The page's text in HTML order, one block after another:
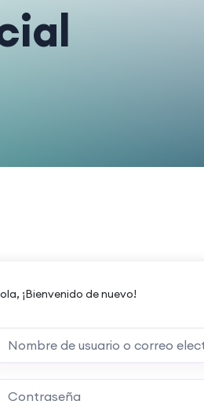
¡Bienvenido de nuevo!